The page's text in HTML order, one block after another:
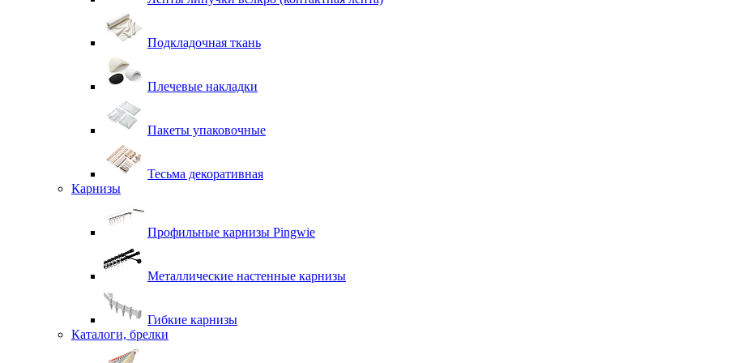
Подкладочная ткань
Плечевые накладки
Пакеты упаковочные
Тесьма декоративная
Карнизы
Профильные карнизы Pingwie
Металлические настенные карнизы
Гибкие карнизы
Каталоги, брелки